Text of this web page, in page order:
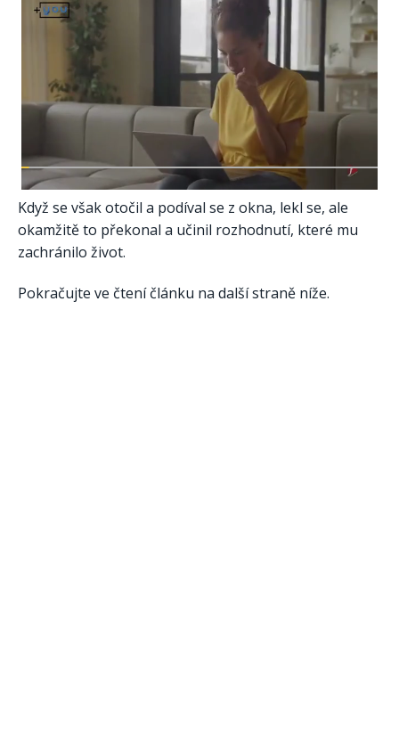
Když se však otočil a podíval se z okna, lekl se, ale
okamžitě to překonal a učinil rozhodnutí, které mu
zachránilo život.
Pokračujte ve čtení článku na další straně níže.